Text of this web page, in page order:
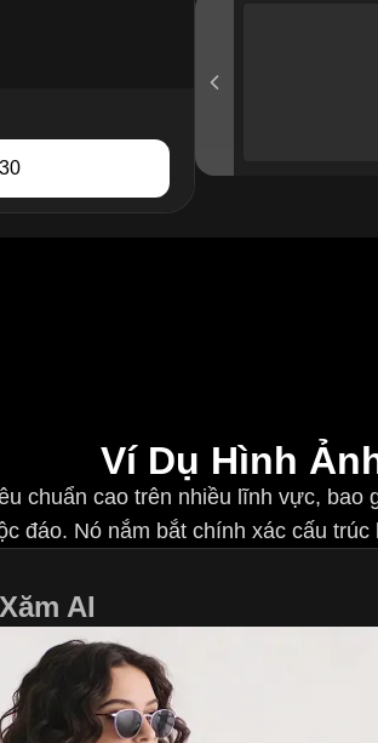
30
Ví Dụ Hình
chuẩn cao trên nhiều lĩnh vực,
đáo. Nó nắm bắt chính xác cấu
AI